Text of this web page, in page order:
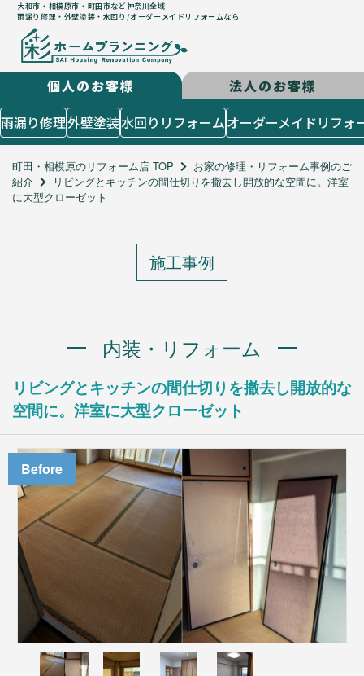
大和市・相模原市・町田市など神奈川全域
雨漏り修理・外壁塗装・水回り/オーダーメイドリフォームなら
はじめての方
５つのコンセプト
施工までの流れ
よくあるご質問
お客様の声
オーダーメイドリフォーム
店舗設計造作・出店サポート
入居前マンション全面修繕
不動産販売用リフォーム
法人のお客様
オフィス/店舗等改装・内装デザイン
マンション大規模修繕
施工事例
ニュース
会社情報
会社案内
お問い合わせ
アクセス
採用情報
個人のお客様
法人のお客様
雨漏り修理外壁塗装水回りリフォームオーダーメイドリフォ
町田・相模原のリフォーム店 TOP
お家の修理・リフォーム事例のご
紹介
リビングとキッチンの間仕切りを撤去し開放的な空間に。洋室
に大型クローゼット
施工事例
内装・リフォーム
リビングとキッチンの間仕切りを撤去し開放的な
空間に。洋室に大型クローゼット
Before